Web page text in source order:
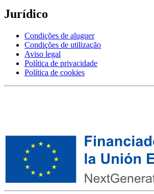
Jurídico
Condições de aluguer
Condições de utilização
Aviso legal
Política de privacidade
Política de cookies